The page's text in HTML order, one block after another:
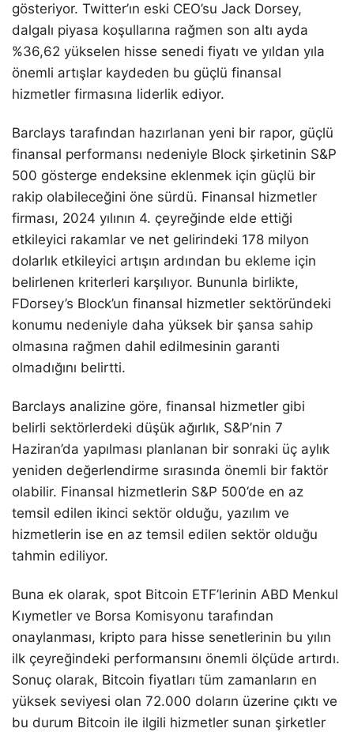
gösteriyor. Twitter’ın eski CEO’su Jack Dorsey,
dalgalı piyasa koşullarına rağmen son altı ayda
%36,62 yükselen hisse senedi fiyatı ve yıldan yıla
önemli artışlar kaydeden bu güçlü finansal
hizmetler firmasına liderlik ediyor.
Barclays tarafından hazırlanan yeni bir rapor, güçlü
finansal performansı nedeniyle Block şirketinin S&P
500 gösterge endeksine eklenmek için güçlü bir
rakip olabileceğini öne sürdü. Finansal hizmetler
firması, 2024 yılının 4. çeyreğinde elde ettiği
etkileyici rakamlar ve net gelirindeki 178 milyon
dolarlık etkileyici artışın ardından bu ekleme için
belirlenen kriterleri karşılıyor. Bununla birlikte,
FDorsey’s Block’un finansal hizmetler sektöründeki
konumu nedeniyle daha yüksek bir şansa sahip
olmasına rağmen dahil edilmesinin garanti
olmadığını belirtti.
Barclays analizine göre, finansal hizmetler gibi
belirli sektörlerdeki düşük ağırlık, S&P’nin 7
Haziran’da yapılması planlanan bir sonraki üç aylık
yeniden değerlendirme sırasında önemli bir faktör
olabilir. Finansal hizmetlerin S&P 500’de en az
temsil edilen ikinci sektör olduğu, yazılım ve
hizmetlerin ise en az temsil edilen sektör olduğu
tahmin ediliyor.
Buna ek olarak, spot Bitcoin ETF’lerinin ABD Menkul
Kıymetler ve Borsa Komisyonu tarafından
onaylanması, kripto para hisse senetlerinin bu yılın
ilk çeyreğindeki performansını önemli ölçüde artırdı.
Sonuç olarak, Bitcoin fiyatları tüm zamanların en
yüksek seviyesi olan 72.000 doların üzerine çıktı ve
bu durum Bitcoin ile ilgili hizmetler sunan şirketler